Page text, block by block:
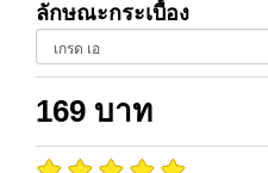
ลักษณะกระเบื้อง
169 บาท